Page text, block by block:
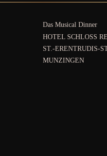
Das Musical Dinner
HOTEL SCHLOSS
ST.-ERENTRUDIS-
UNZINGEN